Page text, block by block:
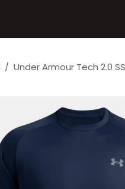
Under Armour Tech 2.0